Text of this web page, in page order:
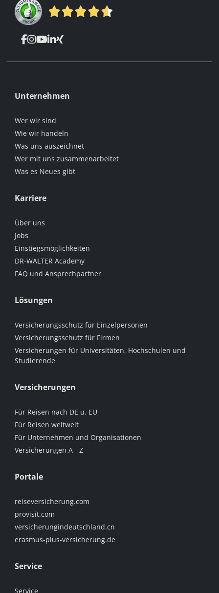
Unternehmen
Wer wir sind
Wie wir handeln
Was uns auszeichnet
Wer mit uns zusammenarbeitet
Was es Neues gibt
Karriere
Über uns
Jobs
Einstiegsmöglichkeiten
DR-WALTER Academy
FAQ und Ansprechpartner
Lösungen
Versicherungsschutz für Einzelpersonen
Versicherungsschutz für Firmen
Versicherungen für Universitäten, Hochschulen und
Studierende
Versicherungen
Für Reisen nach DE u. EU
Für Reisen weltweit
Für Unternehmen und Organisationen
Versicherungen A - Z
Portale
reiseversicherung.com
provisit.com
versicherungindeutschland.cn
erasmus-plus-versicherung.de
Service
Service